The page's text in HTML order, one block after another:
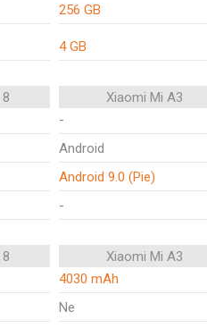
256 GB
4 GB
Xiaomi Mi A3
-
Android
Android 9.0 (Pie)
-
Xiaomi Mi A3
4030 mAh
Ne